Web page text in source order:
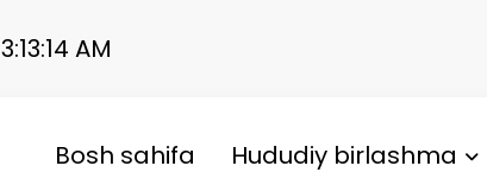
3:13:14 AM
Bosh sahifa Hududiy birlashma